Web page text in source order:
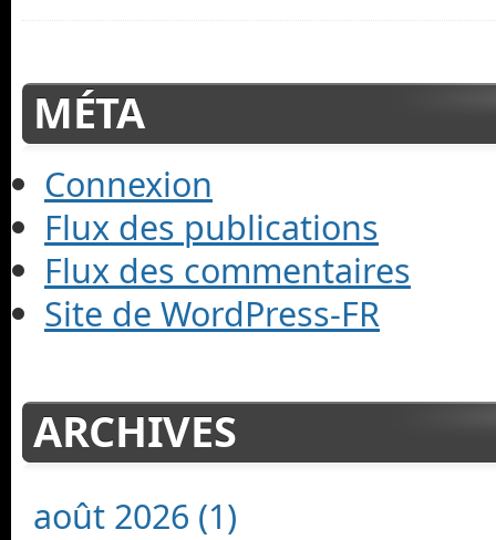
MÉTA
Connexion
Flux des publications
Flux des commentaires
Site de WordPress-FR
ARCHIVES
août 2026 (1)